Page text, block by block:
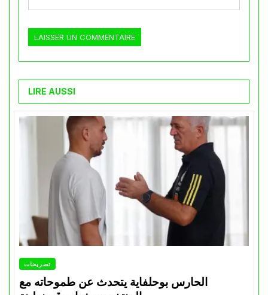
LIRE AUSSI
تصريحات
الحارس بوحلفاية يتحدث عن طموحاته مع